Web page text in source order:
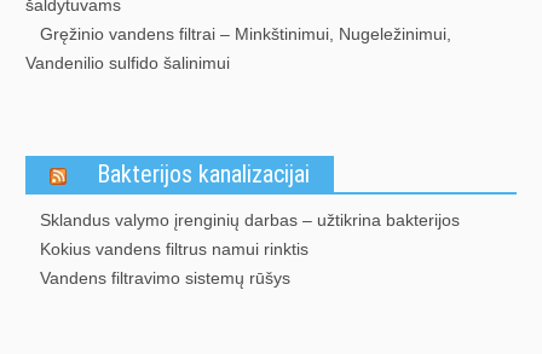
šaldytuvams
Gręžinio vandens filtrai – Minkštinimui, Nugeležinimui,
Vandenilio sulfido šalinimui
Bakterijos kanalizacijai
Sklandus valymo įrenginių darbas – užtikrina bakterijos
Kokius vandens filtrus namui rinktis
Vandens filtravimo sistemų rūšys